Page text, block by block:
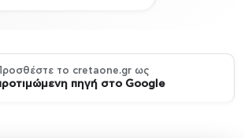
το cretaone.gr ως
πηγή στο Google